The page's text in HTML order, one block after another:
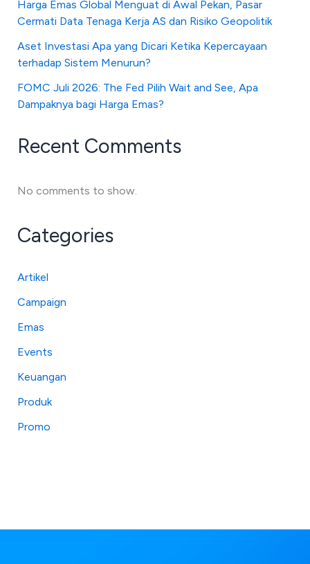
Harga Emas Global Menguat di Awal Pekan, Pasar
Cermati Data Tenaga Kerja AS dan Risiko Geopolitik
Aset Investasi Apa yang Dicari Ketika Kepercayaan
terhadap Sistem Menurun?
FOMC Juli 2026: The Fed Pilih Wait and See, Apa
Dampaknya bagi Harga Emas?
Recent Comments
No comments to show.
Categories
Artikel
Campaign
Emas
Events
Keuangan
Produk
Promo